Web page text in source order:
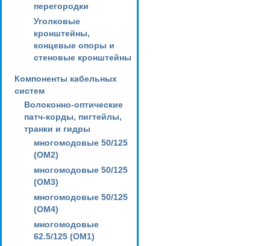
перегородки
Уголковые
кронштейны,
концевые опоры и
стеновые кронштейны
Компоненты кабельных
систем
Волоконно-оптические
патч-корды, пигтейлы,
транки и гидры
многомодовые 50/125
(OM2)
многомодовые 50/125
(OM3)
многомодовые 50/125
(OM4)
многомодовые
62.5/125 (OM1)